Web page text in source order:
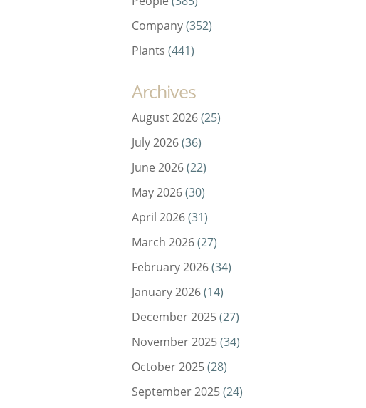
Company(352)
Plants (441)
Archives
August 2026(25)
July 2026(36)
June 2026(22)
May 2026(30)
April 2026(31)
March 2026(27)
February 2026(34)
January 2026(14)
December 2025(27)
November 2025(34)
October 2025(28)
September 2025(24)